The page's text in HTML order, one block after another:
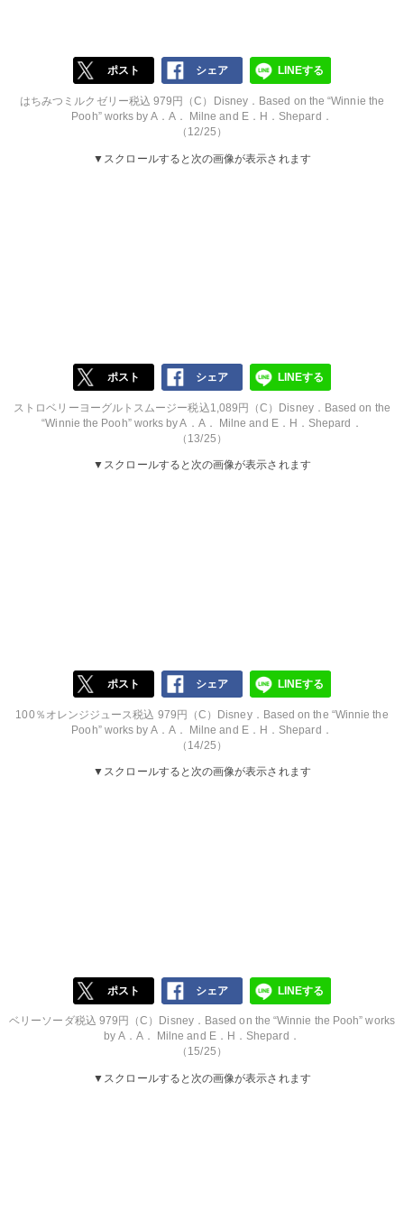
ポスト シェア LINEする
はちみつミルクゼリー税込 979円（C）Disney．Based on the “Winnie the
Pooh” works by A．A． Milne and E．H．Shepard．
（12/25）
▼スクロールすると次の画像が表示されます
ポスト シェア LINEする
ストロベリーヨーグルトスムージー税込1,089円（C）Disney．Based on the
“Winnie the Pooh” works by A．A． Milne and E．H．Shepard．
（13/25）
▼スクロールすると次の画像が表示されます
ポスト シェア LINEする
100％オレンジジュース税込 979円（C）Disney．Based on the “Winnie the
Pooh” works by A．A． Milne and E．H．Shepard．
（14/25）
▼スクロールすると次の画像が表示されます
ポスト シェア LINEする
ベリーソーダ税込 979円（C）Disney．Based on the “Winnie the Pooh” works
by A．A． Milne and E．H．Shepard．
（15/25）
▼スクロールすると次の画像が表示されます